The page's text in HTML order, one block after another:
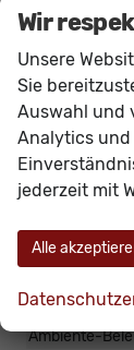
ASR,
Anlage.
Das
Android
möglich.
Innen
Ambiente-
Wir
Unsere
Sie
Auswahl und
Analytics und
jederzeit mit
Alle